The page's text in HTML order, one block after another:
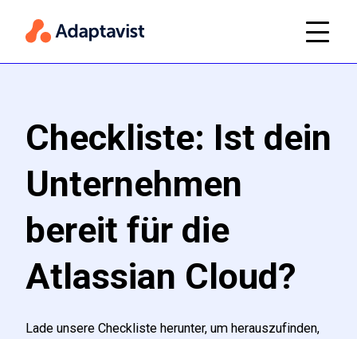
Checkliste: Ist dein
Unternehmen
bereit für die
Atlassian Cloud?
Lade unsere Checkliste herunter, um herauszufinden,